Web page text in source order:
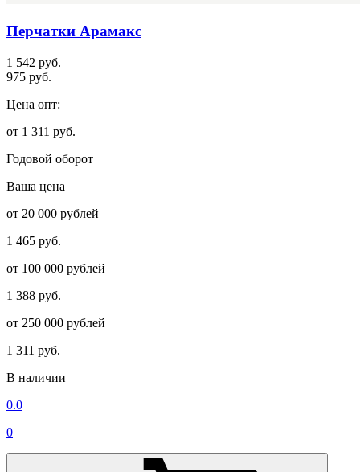
Перчатки Арамакс
1 542 руб.
975 руб.
Цена опт:
от 1 311 руб.
Годовой оборот
Ваша цена
от 20 000 рублей
1 465 руб.
от 100 000 рублей
1 388 руб.
от 250 000 рублей
1 311 руб.
В наличии
0.0
0